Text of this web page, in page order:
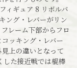
ィギュア 8 リボルバ
ング・レバーがリン
レーム下部からフロ
ッキング・レバー
上の違いとなって
した接近戦では棍棒